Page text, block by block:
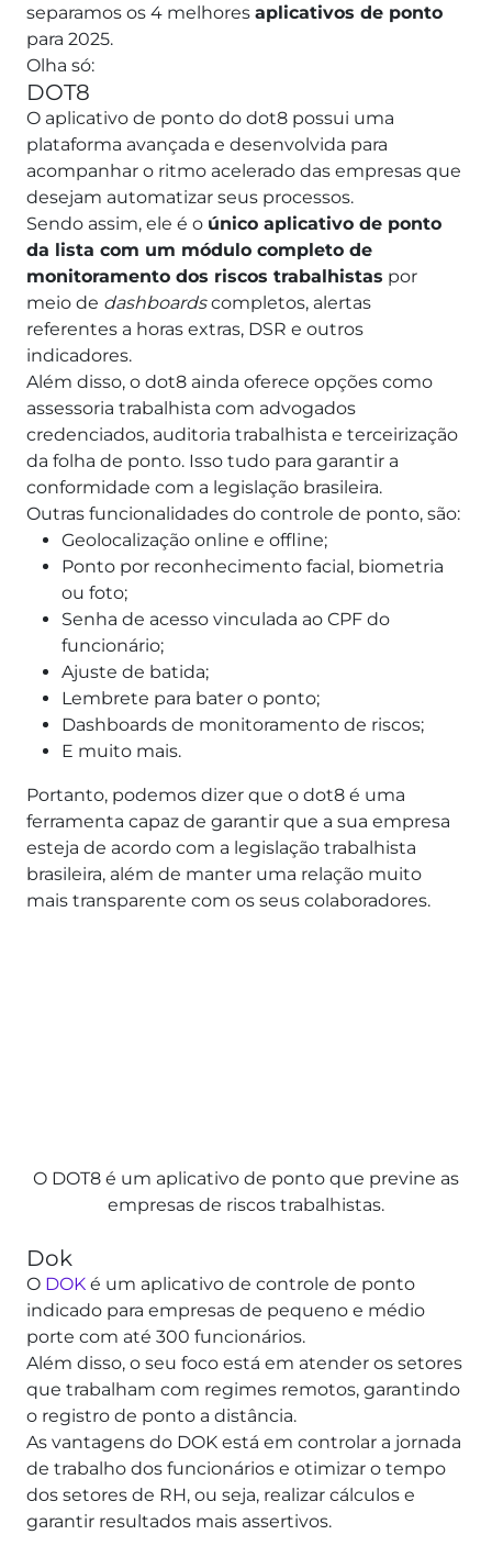
separamos os 4 melhores aplicativos de ponto
para 2025.
Olha só:
DOT8
O aplicativo de ponto do dot8 possui uma
plataforma avançada e desenvolvida para
acompanhar o ritmo acelerado das empresas que
desejam automatizar seus processos.
Sendo assim, ele é o único aplicativo de ponto
da lista com um módulo completo de
monitoramento dos riscos trabalhistas por
meio de dashboardscompletos, alertas
referentes a horas extras, DSR e outros
indicadores.
Além disso, o dot8 ainda oferece opções como
assessoria trabalhista com advogados
credenciados, auditoria trabalhista e terceirização
da folha de ponto. Isso tudo para garantir a
conformidade com a legislação brasileira.
Outras funcionalidades do controle de ponto, são:
Geolocalização online e offline;
Ponto por reconhecimento facial, biometria
ou foto;
Senha de acesso vinculada ao CPF do
funcionário;
Ajuste de batida;
Lembrete para bater o ponto;
Dashboards de monitoramento de riscos;
E muito mais.
Portanto, podemos dizer que o dot8 é uma
ferramenta capaz de garantir que a sua empresa
esteja de acordo com a legislação trabalhista
brasileira, além de manter uma relação muito
mais transparente com os seus colaboradores.
O DOT8 é um aplicativo de ponto que previne as
empresas de riscos trabalhistas.
Dok
O DOK é um aplicativo de controle de ponto
indicado para empresas de pequeno e médio
porte com até 300 funcionários.
Além disso, o seu foco está em atender os setores
que trabalham com regimes remotos, garantindo
o registro de ponto a distância.
As vantagens do DOK está em controlar a jornada
de trabalho dos funcionários e otimizar o tempo
dos setores de RH, ou seja, realizar cálculos e
garantir resultados mais assertivos.